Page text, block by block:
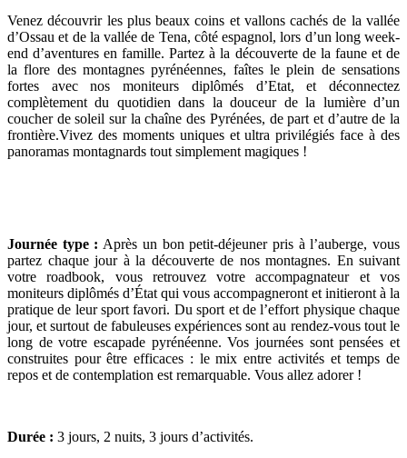
Venez découvrir les plus beaux coins et vallons cachés de la vallée
d’Ossau et de la vallée de Tena, côté espagnol, lors d’un long week-
end d’aventures en famille. Partez à la découverte de la faune et de
la flore des montagnes pyrénéennes, faîtes le plein de sensations
fortes avec nos moniteurs diplômés d’Etat, et déconnectez
complètement du quotidien dans la douceur de la lumière d’un
coucher de soleil sur la chaîne des Pyrénées, de part et d’autre de la
frontière.Vivez des moments uniques et ultra privilégiés face à des
panoramas montagnards tout simplement magiques !
Journée type : Après un bon petit-déjeuner pris à l’auberge, vous
partez chaque jour à la découverte de nos montagnes. En suivant
votre roadbook, vous retrouvez votre accompagnateur et vos
moniteurs diplômés d’État qui vous accompagneront et initieront à la
pratique de leur sport favori. Du sport et de l’effort physique chaque
jour, et surtout de fabuleuses expériences sont au rendez-vous tout le
long de votre escapade pyrénéenne. Vos journées sont pensées et
construites pour être efficaces : le mix entre activités et temps de
repos et de contemplation est remarquable. Vous allez adorer !
Durée : 3 jours, 2 nuits, 3 jours d’activités.